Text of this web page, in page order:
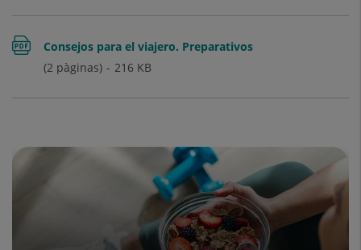
Consejos para el viajero. Preparativos
216 KB
(2 pàginas)